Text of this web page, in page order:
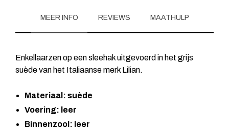
MEER INFO REVIEWS MAATHULP
Enkellaarzen op een sleehak uitgevoerd in het grijs
suède van het Italiaanse merk Lilian.
Materiaal: suède
Voering: leer
Binnenzool: leer